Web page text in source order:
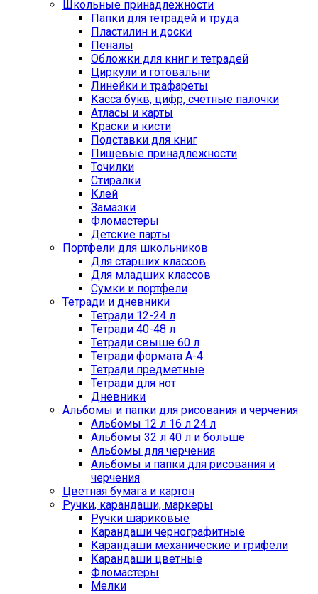
Школьные принадлежности
Папки для тетрадей и труда
Пластилин и доски
Пеналы
Обложки для книг и тетрадей
Циркули и готовальни
Линейки и трафареты
Касса букв, цифр, счетные палочки
Атласы и карты
Краски и кисти
Подставки для книг
Пищевые принадлежности
Точилки
Стиралки
Клей
Замазки
Фломастеры
Детские парты
Портфели для школьников
Для старших классов
Для младших классов
Сумки и портфели
Тетради и дневники
Тетради 12-24 л
Тетради 40-48 л
Тетради свыше 60 л
Тетради формата А-4
Тетради предметные
Тетради для нот
Дневники
Альбомы и папки для рисования и черчения
Альбомы 12 л 16 л 24 л
Альбомы 32 л 40 л и больше
Альбомы для черчения
Альбомы и папки для рисования и
черчения
Цветная бумага и картон
Ручки, карандаши, маркеры
Ручки шариковые
Карандаши чернографитные
Карандаши механические и грифели
Карандаши цветные
Фломастеры
Мелки